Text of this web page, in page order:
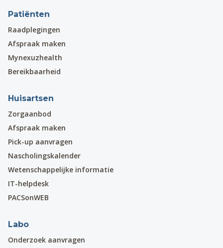
Patiënten
Raadplegingen
Afspraak maken
Mynexuzhealth
Bereikbaarheid
Huisartsen
Zorgaanbod
Afspraak maken
Pick-up aanvragen
Nascholingskalender
Wetenschappelijke informatie
IT-helpdesk
PACSonWEB
Labo
Onderzoek aanvragen